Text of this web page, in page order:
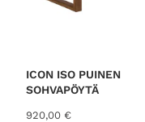
ICON ISO PUINEN
SOHVAPÖYTÄ
920,00 €